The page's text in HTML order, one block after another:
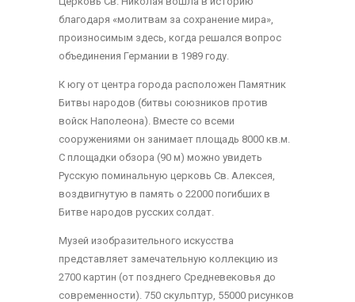
благодаря «молитвам за сохранение мира»,
произносимым здесь, когда решался вопрос
объединения Германии в 1989 году.
К югу от центра города расположен Памятник
Битвы народов (битвы союзников против
войск Наполеона). Вместе со всеми
сооружениями он занимает площадь 8000 кв.м.
С площадки обзора (90 м) можно увидеть
Русскую поминальную церковь Св. Алексея,
воздвигнутую в память о 22000 погибших в
Битве народов русских солдат.
Музей изобразительного искусства
представляет замечательную коллекцию из
2700 картин (от позднего Средневековья до
современности). 750 скульптур, 55000 рисунков